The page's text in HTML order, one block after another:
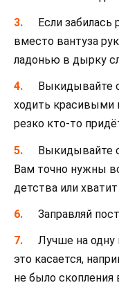
Если
вместо вантуза
ладонью в дырку
Выкидывайте
ходить красивыми
резко кто-то
Выкидывайте
Вам точно нужны
детства или
Заправляй
Лучше на одну
это касается,
не было